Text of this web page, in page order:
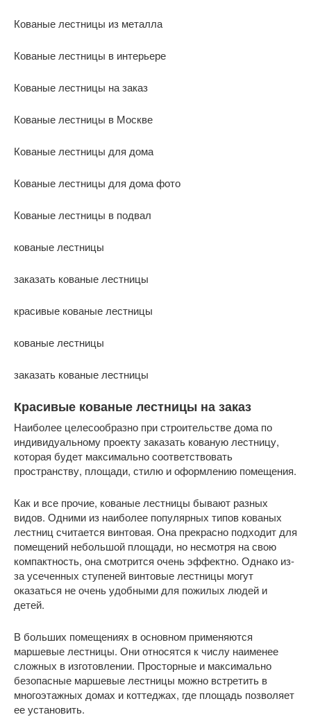
Кованые лестницы из металла
Кованые лестницы в интерьере
Кованые лестницы на заказ
Кованые лестницы в Москве
Кованые лестницы для дома
Кованые лестницы для дома фото
Кованые лестницы в подвал
кованые лестницы
заказать кованые лестницы
красивые кованые лестницы
кованые лестницы
заказать кованые лестницы
Красивые кованые лестницы на заказ
Наиболее целесообразно при строительстве дома по
индивидуальному проекту заказать кованую лестницу,
которая будет максимально соответствовать
пространству, площади, стилю и оформлению помещения.
Как и все прочие, кованые лестницы бывают разных
видов. Одними из наиболее популярных типов кованых
лестниц считается винтовая. Она прекрасно подходит для
помещений небольшой площади, но несмотря на свою
компактность, она смотрится очень эффектно. Однако из-
за усеченных ступеней винтовые лестницы могут
оказаться не очень удобными для пожилых людей и
детей.
В больших помещениях в основном применяются
маршевые лестницы. Они относятся к числу наименее
сложных в изготовлении. Просторные и максимально
безопасные маршевые лестницы можно встретить в
многоэтажных домах и коттеджах, где площадь позволяет
ее установить.